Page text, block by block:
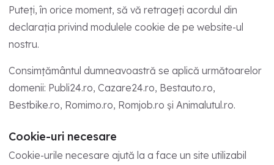
Puteți, în orice moment, să vă retrageți acordul din
declarația privind modulele cookie de pe website-ul
nostru.
Consimțământul dumneavoastră se aplică următoarelor
domenii: Publi24.ro, Cazare24.ro, Bestauto.ro,
Bestbike.ro, Romimo.ro, Romjob.ro și Animalutul.ro.
Cookie-uri necesare
Cookie-urile necesare ajută la a face un site utilizabil